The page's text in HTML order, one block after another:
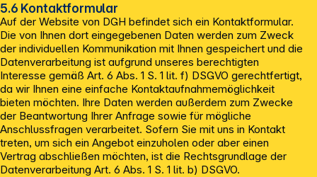
5.6 Kontaktformular
Auf der Website von DGH befindet sich ein Kontaktformular.
Die von Ihnen dort eingegebenen Daten werden zum Zweck
der individuellen Kommunikation mit Ihnen gespeichert und die
Datenverarbeitung ist aufgrund unseres berechtigten
Interesse gemäß Art. 6 Abs. 1 S. 1 lit. f) DSGVO gerechtfertigt,
da wir Ihnen eine einfache Kontaktaufnahmemöglichkeit
bieten möchten. Ihre Daten werden außerdem zum Zwecke
der Beantwortung Ihrer Anfrage sowie für mögliche
Anschlussfragen verarbeitet. Sofern Sie mit uns in Kontakt
treten, um sich ein Angebot einzuholen oder aber einen
Vertrag abschließen möchten, ist die Rechtsgrundlage der
Datenverarbeitung Art. 6 Abs. 1 S. 1 lit. b) DSGVO.